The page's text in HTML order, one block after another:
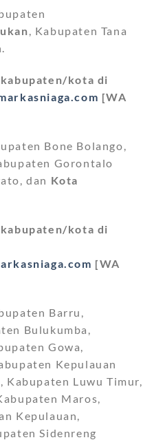
, Kabupaten Tana
kota di
[WA
Bone Bolango,
Gorontalo
dan Kota
kota di
[WA
Barru,
Bulukumba,
Gowa,
Kepulauan
Kabupaten Luwu Timur,
Maros,
Kepulauan,
Sidenreng